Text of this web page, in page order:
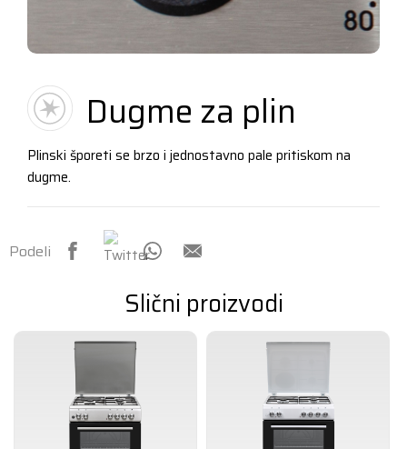
Dugme za plin
Plinski šporeti se brzo i jednostavno pale pritiskom na
dugme.
Podeli
Slični proizvodi